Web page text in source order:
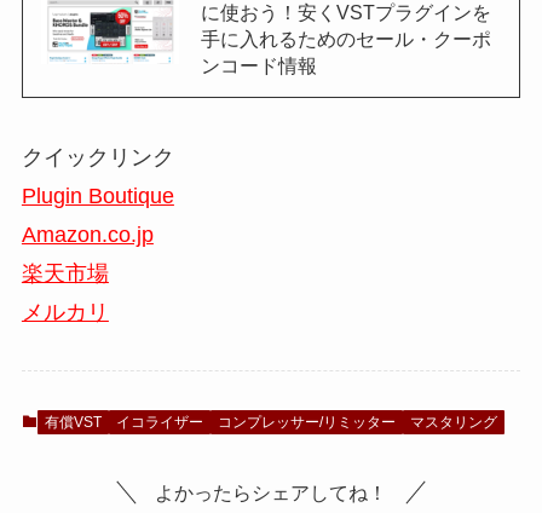
に使おう！安くVSTプラグインを
手に入れるためのセール・クーポ
ンコード情報
クイックリンク
Plugin Boutique
Amazon.co.jp
楽天市場
メルカリ
有償VST イコライザー コンプレッサー/リミッター マスタリング
よかったらシェアしてね！